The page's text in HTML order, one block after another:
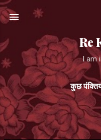
Skip
Re
I am
कुछ